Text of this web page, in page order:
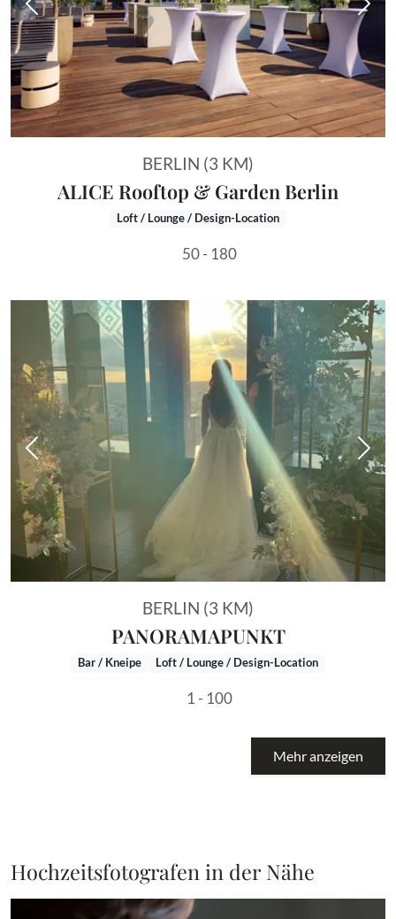
Vorheriges Bild
BERLIN (3 KM)
ALICE Rooftop & Garden Berlin
Loft / Lounge / Design-Location
50 - 180
Vorheriges Bild
BERLIN (3 KM)
PANORAMAPUNKT
Bar / Kneipe Loft / Lounge / Design-Location
1 - 100
Mehr anzeigen
Hochzeitsfotografen in der Nähe